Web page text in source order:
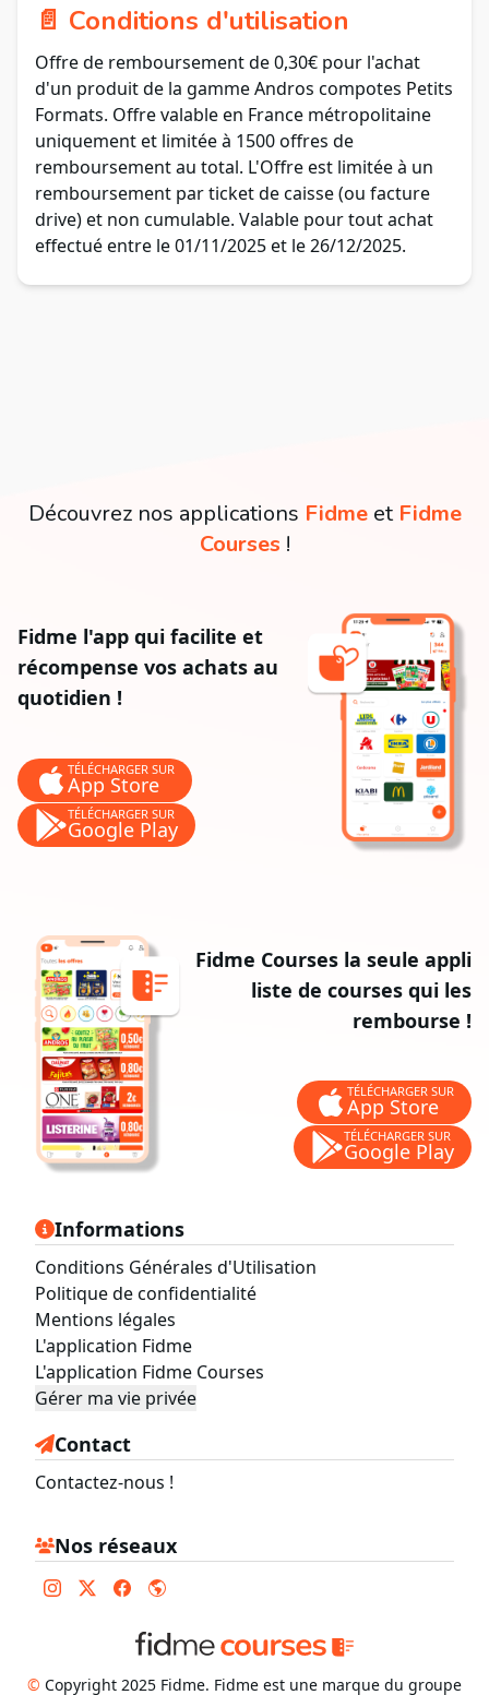
📄 Conditions d'utilisation
Offre de remboursement de 0,30€ pour l'achat
d'un produit de la gamme Andros compotes Petits
Formats. Offre valable en France métropolitaine
uniquement et limitée à 1500 offres de
remboursement au total. L'Offre est limitée à un
remboursement par ticket de caisse (ou facture
drive) et non cumulable. Valable pour tout achat
effectué entre le 01/11/2025 et le 26/12/2025.
Découvrez nos applications Fidme et Fidme
Courses !
Fidme l'app qui facilite et
récompense vos achats au
quotidien !
TÉLÉCHARGER SUR
App Store
TÉLÉCHARGER SUR
Google Play
Fidme Courses la seule appli
liste de courses qui les
rembourse !
TÉLÉCHARGER SUR
App Store
TÉLÉCHARGER SUR
Google Play
Informations
Conditions Générales d'Utilisation
Politique de confidentialité
Mentions légales
L'application Fidme
L'application Fidme Courses
Gérer ma vie privée
Contact
Contactez-nous !
Nos réseaux
© Copyright 2025 Fidme. Fidme est une marque du groupe